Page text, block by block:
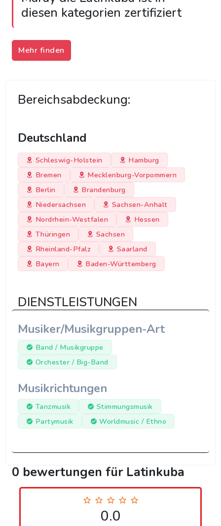
diesen kategorien zertifiziert
Mehr finden
Bereichsabdeckung:
Deutschland
Schleswig-Holstein
Hamburg
Bremen
Mecklenburg-Vorpommern
Berlin
Brandenburg
Niedersachsen
Sachsen-Anhalt
Nordrhein-Westfalen
Hessen
Thüringen
Sachsen
Rheinland-Pfalz
Saarland
Bayern
Baden-Württemberg
DIENSTLEISTUNGEN
Musiker/Musikgruppen-Art
Band / Musikgruppe
Orchester / Big-Band
Musikrichtungen
Tanzmusik
Stimmungsmusik
Partymusik
Worldmusic / Ethno
0 bewertungen für Latinkuba
0.0